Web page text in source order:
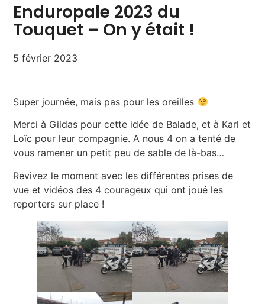
Enduropale 2023 du
Touquet – On y était !
5 février 2023
Super journée, mais pas pour les oreilles
Merci à Gildas pour cette idée de Balade, et à Karl et
Loïc pour leur compagnie. A nous 4 on a tenté de
vous ramener un petit peu de sable de là-bas…
Revivez le moment avec les différentes prises de
vue et vidéos des 4 courageux qui ont joué les
reporters sur place !